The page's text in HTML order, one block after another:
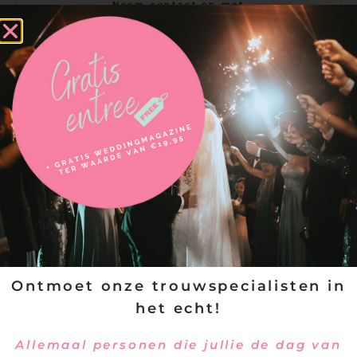
Neem contact op met
HVL fotografie | Huwelijksreportages
Ontmoet onze trouwspecialisten in
het echt!
Allemaal personen die jullie de dag van